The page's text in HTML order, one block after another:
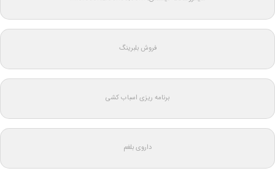
فروش بلبرینگ
برنامه ریزی اسباب کشی
داروی بلغم